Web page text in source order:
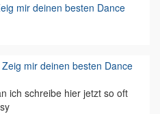
mir deinen besten Dance
Zeig mir deinen besten Dance
ich schreibe hier jetzt so oft